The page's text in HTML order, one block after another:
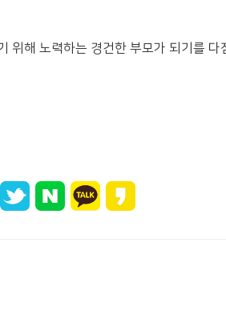
위해 노력하는 경건한 부모가 되기를 다